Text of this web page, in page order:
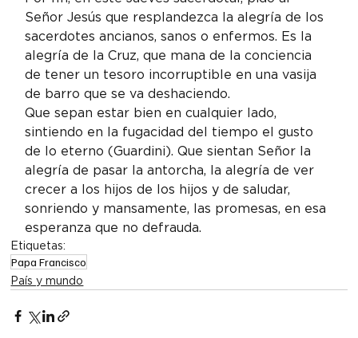
Señor Jesús que resplandezca la alegría de los
sacerdotes ancianos, sanos o enfermos. Es la
alegría de la Cruz, que mana de la conciencia
de tener un tesoro incorruptible en una vasija
de barro que se va deshaciendo.
Que sepan estar bien en cualquier lado,
sintiendo en la fugacidad del tiempo el gusto
de lo eterno (Guardini). Que sientan Señor la
alegría de pasar la antorcha, la alegría de ver
crecer a los hijos de los hijos y de saludar,
sonriendo y mansamente, las promesas, en esa
esperanza que no defrauda.
Etiquetas:
Papa Francisco
País y mundo